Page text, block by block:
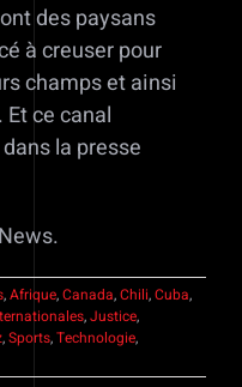
des paysans
à creuser pour
champs et ainsi
ce canal
la presse
,Afrique,Canada,Chili,Cuba,
,Justice,
,Sports,Technologie,